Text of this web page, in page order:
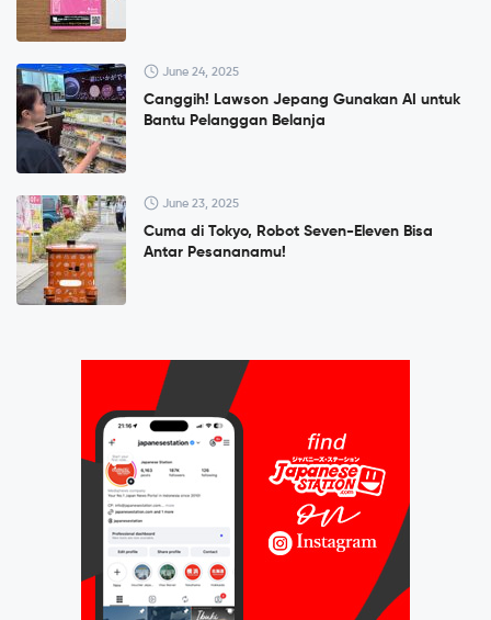
June 24, 2025
Canggih! Lawson Jepang Gunakan AI untuk
Bantu Pelanggan Belanja
June 23, 2025
Cuma di Tokyo, Robot Seven-Eleven Bisa
Antar Pesananamu!